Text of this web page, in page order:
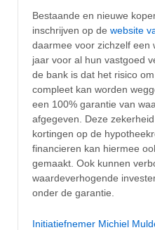
Bestaande en nieuwe
inschrijven op de website
daarmee voor zichzelf een
jaar voor al hun vastgoed
de bank is dat het risico
compleet kan worden
een 100% garantie van
afgegeven. Deze
kortingen op de
financieren kan hiermee
gemaakt. Ook kunnen
waardeverhogende
onder de garantie.
Initiatiefnemer Michiel